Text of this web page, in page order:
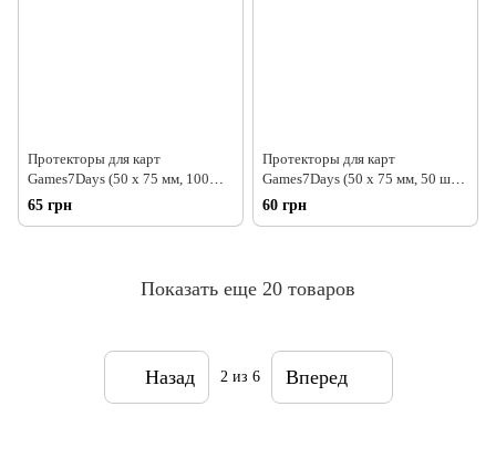
Протекторы для карт
Games7Days (50 х 75 мм, 100
шт.) (STANDART)
65 грн
Протекторы для карт
Games7Days (50 х 75 мм, 50 шт.)
(PREMIUM)
60 грн
Показать еще 20 товаров
Назад 2из 6 Вперед